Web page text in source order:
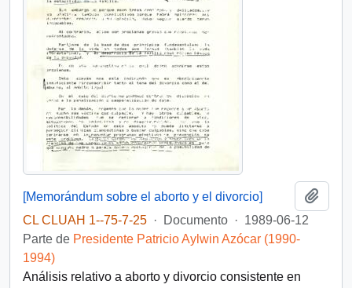
[Memorándum sobre el aborto y el divorcio]
CL CLUAH 1--75-7-25 · Documento · 1989-06-12
Parte de Presidente Patricio Aylwin Azócar (1990-
1994)
Análisis relativo a aborto y divorcio consistente en